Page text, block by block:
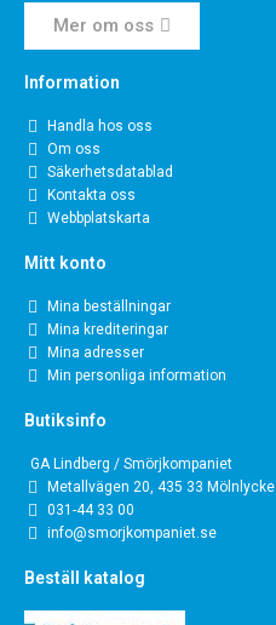
Mer om oss
Information
Handla hos oss
Om oss
Säkerhetsdatablad
Kontakta oss
Webbplatskarta
Mitt konto
Mina beställningar
Mina krediteringar
Mina adresser
Min personliga information
Butiksinfo
GA Lindberg / Smörjkompaniet
Metallvägen 20, 435 33 Mölnlycke
031-44 33 00
info@smorjkompaniet.se
Beställ katalog